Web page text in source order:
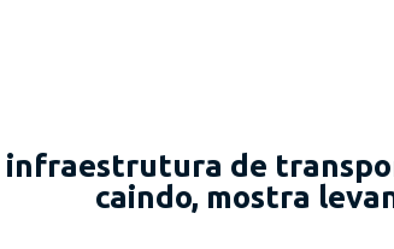
de
caindo, mostra